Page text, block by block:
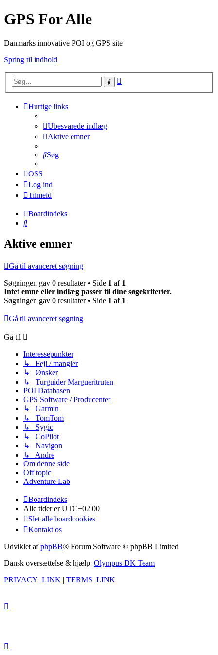
GPS For Alle
Danmarks innovative POI og GPS site
Spring til indhold
Søg
Hurtige links
Ubesvarede indlæg
Aktive emner
Søg
OSS
Log ind
Tilmeld
Boardindeks
Søg
Aktive emner
Gå til avanceret søgning
Søgningen gav 0 resultater • Side 1 af 1
Intet emne eller indlæg passer til dine søgekriterier.
Søgningen gav 0 resultater • Side 1 af 1
Gå til avanceret søgning
Gå til
Interessepunkter
↳ Fejl / mangler
↳ Ønsker
↳ Turguider Margueritruten
POI Databasen
GPS Software / Producenter
↳ Garmin
↳ TomTom
↳ Sygic
↳ CoPilot
↳ Navigon
↳ Andre
Om denne side
Off topic
Adventure Lab
Boardindeks
Alle tider erUTC+02:00
Slet alle boardcookies
Kontakt os
Udviklet afphpBB® Forum Software © phpBB Limited
Dansk oversættelse & hjælp: Olympus DK Team
PRIVACY_LINK | TERMS_LINK